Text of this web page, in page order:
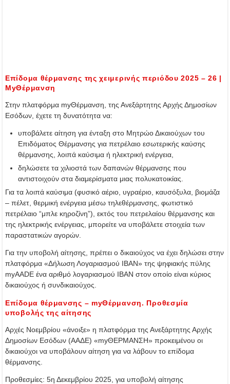
Επίδομα θέρμανσης της χειμερινής περιόδου 2025 – 26 |
MyΘέρμανση
Στην πλατφόρμα myΘέρμανση, της Ανεξάρτητης Αρχής Δημοσίων
Εσόδων, έχετε τη δυνατότητα να:
υποβάλετε αίτηση για ένταξη στο Μητρώο Δικαιούχων του
Επιδόματος Θέρμανσης για πετρέλαιο εσωτερικής καύσης
θέρμανσης, λοιπά καύσιμα ή ηλεκτρική ενέργεια,
δηλώσετε τα χιλιοστά των δαπανών θέρμανσης που
αντιστοιχούν στα διαμερίσματα μιας πολυκατοικίας.
Για τα λοιπά καύσιμα (φυσικό αέριο, υγραέριο, καυσόξυλα, βιομάζα
– πέλετ, θερμική ενέργεια μέσω τηλεθέρμανσης, φωτιστικό
πετρέλαιο “μπλε κηροζίνη”), εκτός του πετρελαίου θέρμανσης και
της ηλεκτρικής ενέργειας, μπορείτε να υποβάλετε στοιχεία των
παραστατικών αγορών.
Για την υποβολή αίτησης, πρέπει ο δικαιούχος να έχει δηλώσει στην
πλατφόρμα «Δήλωση Λογαριασμού IBAN» της ψηφιακής πύλης
myAADE ένα αριθμό λογαριασμού IBAN στον οποίο είναι κύριος
δικαιούχος ή συνδικαιούχος.
Επίδομα θέρμανσης – myΘέρμανση. Προθεσμία
υποβολής της αίτησης
Αρχές Νοεμβρίου «άνοιξε» η πλατφόρμα της Ανεξάρτητης Αρχής
Δημοσίων Εσόδων (ΑΑΔΕ) «myΘΕΡΜΑΝΣΗ» προκειμένου οι
δικαιούχοι να υποβάλουν αίτηση για να λάβουν το επίδομα
θέρμανσης.
Προθεσμίες: 5η Δεκεμβρίου 2025, για υποβολή αίτησης